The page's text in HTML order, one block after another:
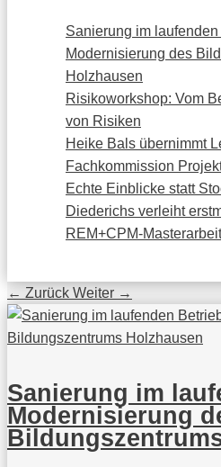
Sanierung im laufenden
Modernisierung des
Holzhausen
Risikoworkshop: Vom
von Risiken
Heike Bals übernimmt
Fachkommission
Echte Einblicke statt
Diederichs verleiht
REM+CPM-
← Zurück Weiter →
Sanierung im
Modernisierung